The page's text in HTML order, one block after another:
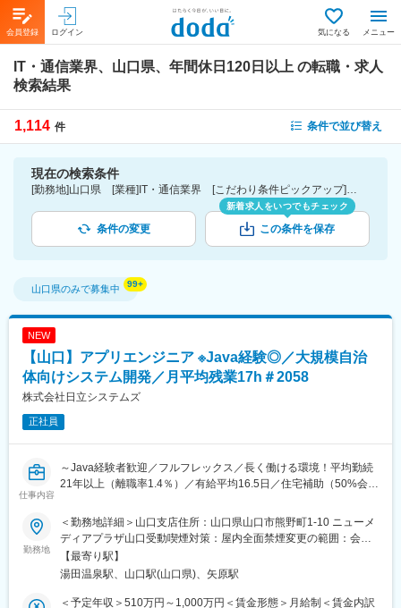
会員登録 ログイン 気になる メニュー
IT・通信業界、山口県、年間休日120日以上 の転職・求人
検索結果
1,114 件 条件で並び替え
現在の検索条件
[勤務地]山口県 [業種]IT・通信業界 [こだわり条件ピックアップ]年間休日120日以上 [詳細条件](休日・働き方)年間休日120日以上
条件の変更
新着求人をいつでもチェック
この条件を保存
山口県のみで募集中
NEW
【山口】アプリエンジニア ※Java経験◎／大規模自治
体向けシステム開発／月平均残業17h＃2058
株式会社日立システムズ
正社員
仕事内容
～Java経験者歓迎／フルフレックス／長く働ける環境！平均勤続
21年以上（離職率1.4％）／有給平均16.5日／住宅補助（50%会社
グループ最大SIer～
【公共サービスを支える仕事】自治体・外郭団体向けに、税務シ
ステムの維持・保守から法改正対応、開発まで幅広く担当しま
す。
【プライム案件中心】エンドユーザーである自治体と近い立場で
勤務地
＜勤務地詳細＞山口支店住所：山口県山口市熊野町1-10 ニューメ
ディアプラザ山口受動喫煙対策：屋内全面禁煙変更の範囲：会社
の定める事業所
【最寄り駅】
湯田温泉駅、山口駅(山口県)、矢原駅
＜予定年収＞510万円～1,000万円＜賃金形態＞月給制＜賃金内訳